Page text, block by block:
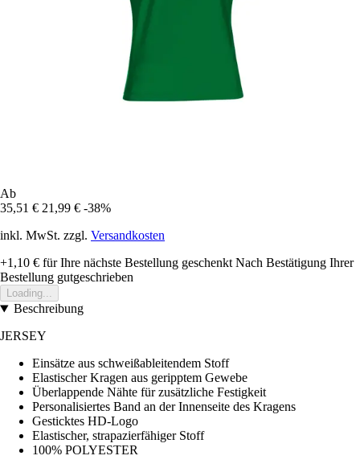
Ab
35,51 € 21,99 € -38%
inkl. MwSt. zzgl. Versandkosten
+1,10 € für Ihre nächste Bestellung geschenkt Nach Bestätigung Ihrer
Bestellung gutgeschrieben
Loading...
Beschreibung
JERSEY
Einsätze aus schweißableitendem Stoff
Elastischer Kragen aus geripptem Gewebe
Überlappende Nähte für zusätzliche Festigkeit
Personalisiertes Band an der Innenseite des Kragens
Gesticktes HD-Logo
Elastischer, strapazierfähiger Stoff
100% POLYESTER